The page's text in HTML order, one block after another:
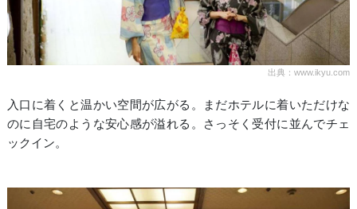
出典：www.ikyu.com
入口に着くと温かい空間が広がる。まだホテルに着いただけな
のに自宅のような安心感が溢れる。さっそく受付に並んでチェ
ックイン。